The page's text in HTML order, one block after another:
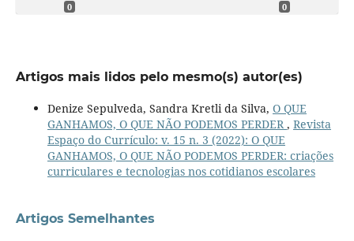
0 0
Artigos mais lidos pelo mesmo(s) autor(es)
Denize Sepulveda, Sandra Kretli da Silva, O QUE
GANHAMOS, O QUE NÃO PODEMOS PERDER , Revista
Espaço do Currículo: v. 15 n. 3 (2022): O QUE
GANHAMOS, O QUE NÃO PODEMOS PERDER: criações
curriculares e tecnologias nos cotidianos escolares
Artigos Semelhantes